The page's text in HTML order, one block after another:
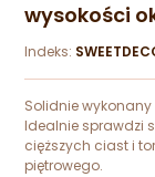
wysokości
Indeks:
Solidnie wykonany
Idealnie sprawdzi
cięższych ciast i
piętrowego.